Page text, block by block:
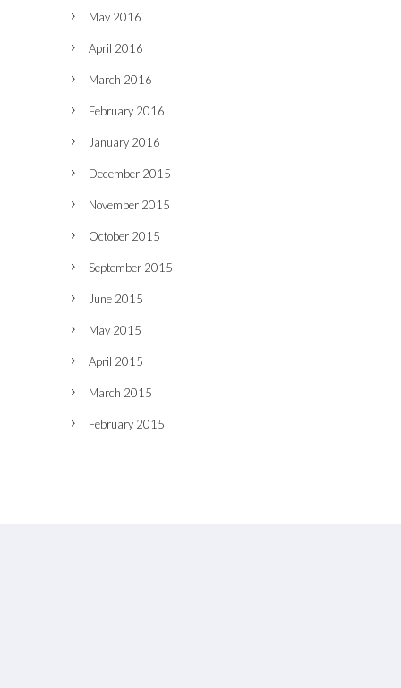
May 2016
April 2016
March 2016
February 2016
January 2016
December 2015
November 2015
October 2015
September 2015
June 2015
May 2015
April 2015
March 2015
February 2015